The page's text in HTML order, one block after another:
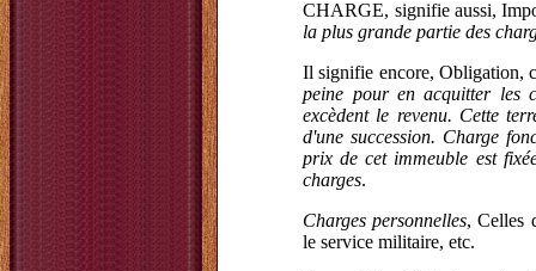
CHARGE, signifie aussi,
la plus grande partie des
Il signifie encore, Obligation,
peine pour en acquitter les
excèdent le revenu. Cette
d'une succession. Charge
prix de cet immeuble est
charges.
Charges personnelles, Celles
le service militaire, etc.